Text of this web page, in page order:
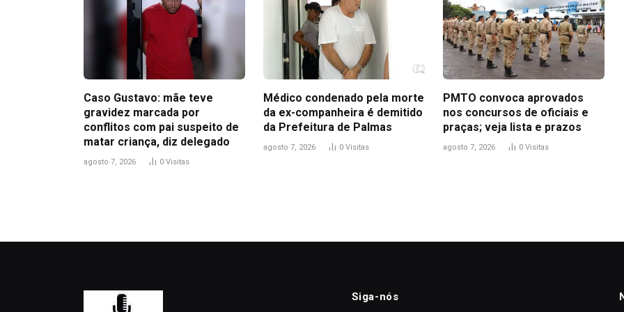
Caso Gustavo: mãe teve
gravidez marcada por
conflitos com pai suspeito de
matar criança, diz delegado
agosto 7, 2026 0 Visitas
Médico condenado pela morte
da ex-companheira é demitido
da Prefeitura de Palmas
agosto 7, 2026 0 Visitas
PMTO convoca aprovados
nos concursos de oficiais e
praças; veja lista e prazos
agosto 7, 2026 0 Visitas
Siga-nós